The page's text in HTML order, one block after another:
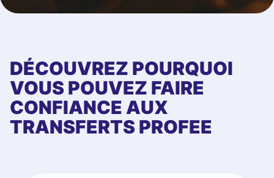
DÉCOUVREZ POURQUOI
VOUS POUVEZ FAIRE
CONFIANCE AUX
TRANSFERTS PROFEE